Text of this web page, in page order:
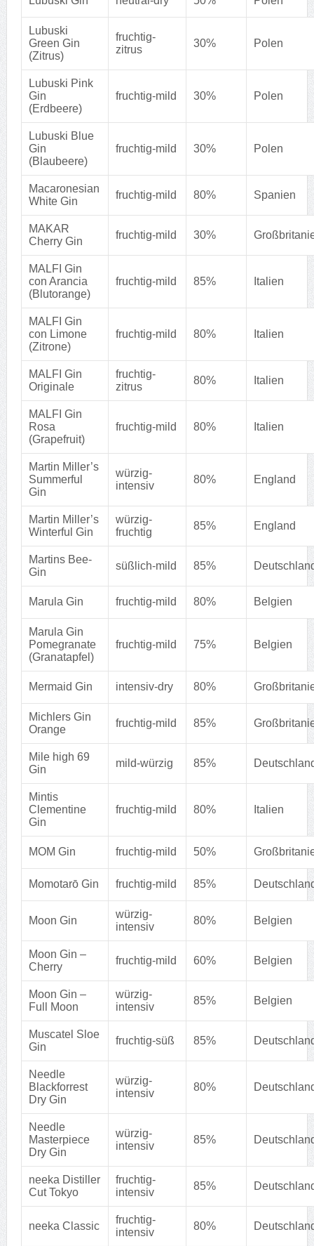
Lubuski
Green Gin
(Zitrus)
fruchtig-
zitrus
30% Polen
Lubuski Pink
Gin
(Erdbeere)
fruchtig-mild 30% Polen
Lubuski Blue
Gin
(Blaubeere)
fruchtig-mild 30% Polen
Macaronesian
White Gin
fruchtig-mild 80% Spanien
MAKAR
Cherry Gin
fruchtig-mild 30%
MALFI Gin
con Arancia
(Blutorange)
fruchtig-mild 85% Italien
MALFI Gin
con Limone
(Zitrone)
fruchtig-mild 80% Italien
MALFI Gin
Originale
fruchtig-
zitrus
80% Italien
MALFI Gin
Rosa
(Grapefruit)
fruchtig-mild 80% Italien
Martin Miller’s
Summerful
Gin
würzig-
intensiv
80% England
Martin Miller’s
Winterful Gin
würzig-
fruchtig
85% England
Martins Bee-
Gin
süßlich-mild 85%
Marula Gin fruchtig-mild 80% Belgien
Marula Gin
Pomegranate
(Granatapfel)
fruchtig-mild 75% Belgien
Mermaid Gin intensiv-dry 80%
Michlers Gin
Orange
fruchtig-mild 85%
Mile high 69
Gin
mild-würzig 85%
Mintis
Clementine
Gin
fruchtig-mild 80% Italien
MOM Gin fruchtig-mild 50%
Momotarō Gin fruchtig-mild 85%
Moon Gin
würzig-
intensiv
80% Belgien
Moon Gin –
Cherry
fruchtig-mild 60% Belgien
Moon Gin –
Full Moon
würzig-
intensiv
85% Belgien
Muscatel Sloe
Gin
fruchtig-süß 85%
Needle
Blackforrest
Dry Gin
würzig-
intensiv
80%
Needle
Masterpiece
Dry Gin
würzig-
intensiv
85%
neeka Distiller
Cut Tokyo
fruchtig-
intensiv
85%
neeka Classic
fruchtig-
intensiv
80%